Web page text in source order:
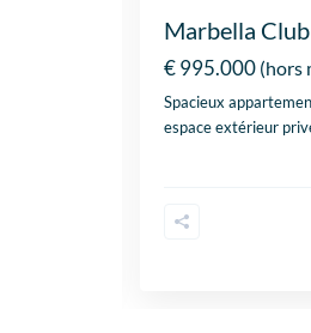
Marbella
€ 995.000 (hors
Spacieux
espace extérieur